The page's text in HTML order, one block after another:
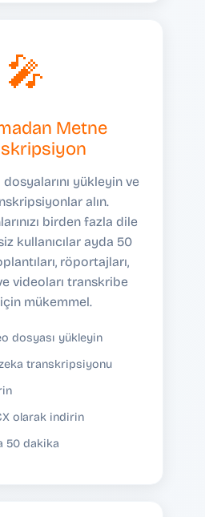
🎤
Metne
yükleyin ve
alın.
birden fazla dile
kullanıcılar ayda 50
röportajları,
videoları transkribe
mükemmel.
dosyası yükleyin
transkripsiyonu
olarak indirin
50 dakika